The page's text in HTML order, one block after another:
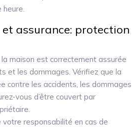
heure.
assurance: protection
maison est correctement assurée
et les dommages. Vérifiez que la
contre les accidents, les dommages
vous d’être couvert par
votre responsabilité en cas de